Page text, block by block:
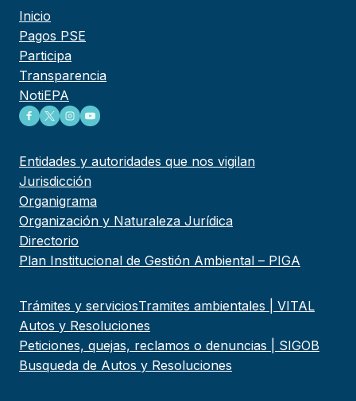
Inicio
Pagos PSE
Participa
Transparencia
NotiEPA
Entidades y autoridades que nos vigilan
Jurisdicción
Organigrama
Organización y Naturaleza Jurídica
Directorio
Plan Institucional de Gestión Ambiental – PIGA
Trámites y serviciosTramites ambientales | VITAL
Autos y Resoluciones
Peticiones, quejas, reclamos o denuncias | SIGOB
Busqueda de Autos y Resoluciones